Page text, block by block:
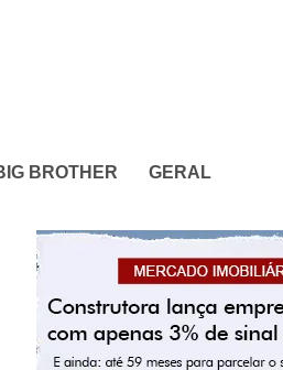
BROTHER GERAL